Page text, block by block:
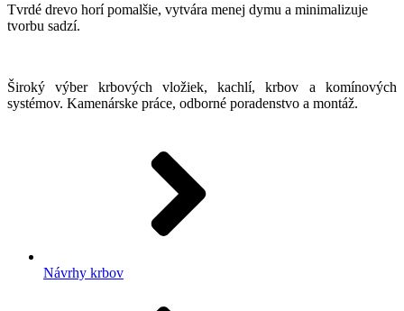
Tvrdé drevo horí pomalšie, vytvára menej dymu a minimalizuje
tvorbu sadzí.
Široký výber krbových vložiek, kachlí, krbov a komínových
systémov. Kamenárske práce, odborné poradenstvo a montáž.
Návrhy krbov